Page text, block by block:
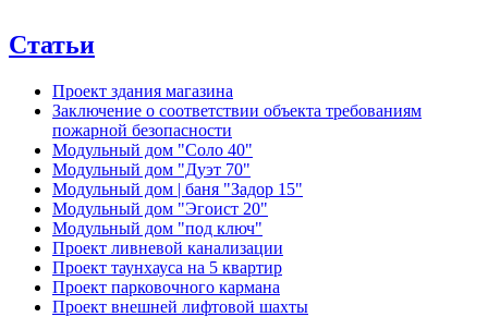
Статьи
Проект здания магазина
Заключение о соответствии объекта требованиям
пожарной безопасности
Модульный дом "Соло 40"
Модульный дом "Дуэт 70"
Модульный дом | баня "Задор 15"
Модульный дом "Эгоист 20"
Модульный дом "под ключ"
Проект ливневой канализации
Проект таунхауса на 5 квартир
Проект парковочного кармана
Проект внешней лифтовой шахты